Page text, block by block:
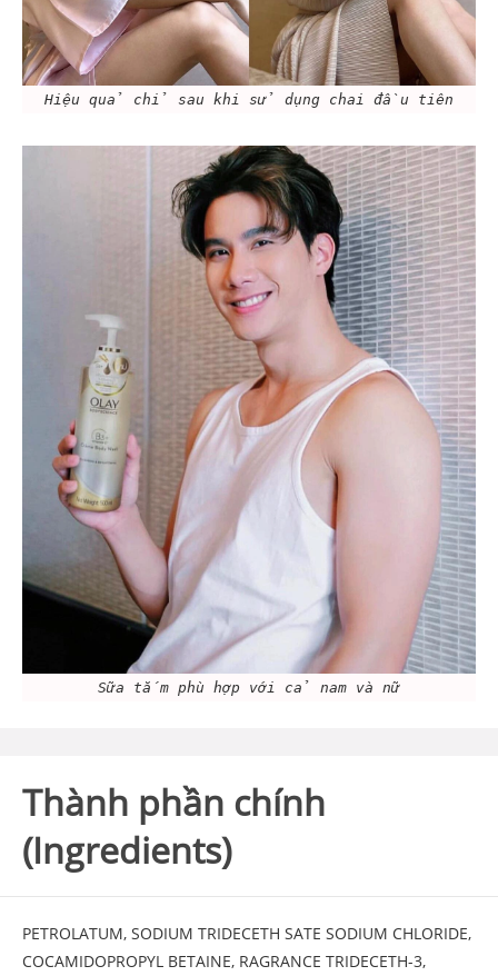
Hiệu quả chỉ sau khi sử dụng chai đầu tiên
Sữa tắm phù hợp với cả nam và nữ
Thành phần chính
(Ingredients)
PETROLATUM, SODIUM TRIDECETH SATE SODIUM CHLORIDE,
COCAMIDOPROPYL BETAINE, RAGRANCE TRIDECETH-3,